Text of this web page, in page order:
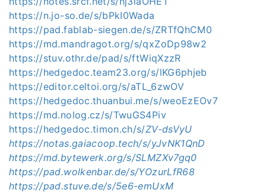
https://n.jo-so.de/s/bPkI0Wada
https://pad.fablab-siegen.de/s/ZRTfQhCM0
https://md.mandragot.org/s/qxZoDp98w2
https://stuv.othr.de/pad/s/ftWiqXzzR
https://hedgedoc.team23.org/s/lKG6phjeb
https://editor.celtoi.org/s/aTL_6zwOV
https://hedgedoc.thuanbui.me/s/weoEzEOv7
https://md.nolog.cz/s/TwuGS4Piv
https://hedgedoc.timon.ch/s/ZV-dsVyU
https://notas.gaiacoop.tech/s/yJvNK1QnD
https://md.bytewerk.org/s/SLMZXv7gq0
https://pad.wolkenbar.de/s/YOzurLfR68
https://pad.stuve.de/s/5e6-emUxM